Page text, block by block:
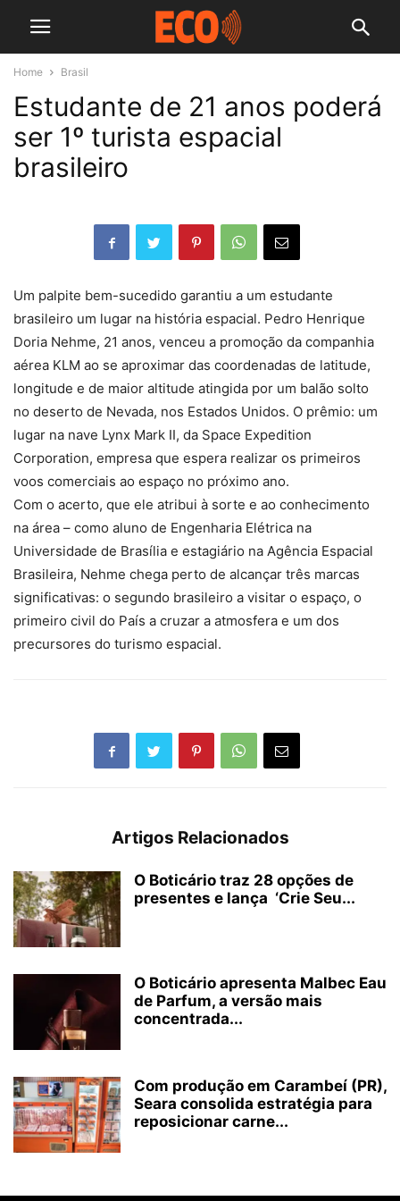
Home Brasil
Estudante de 21 anos poderá
ser 1º turista espacial
brasileiro
Um palpite bem-sucedido garantiu a um estudante
brasileiro um lugar na história espacial. Pedro Henrique
Doria Nehme, 21 anos, venceu a promoção da companhia
aérea KLM ao se aproximar das coordenadas de latitude,
longitude e de maior altitude atingida por um balão solto
no deserto de Nevada, nos Estados Unidos. O prêmio: um
lugar na nave Lynx Mark II, da Space Expedition
Corporation, empresa que espera realizar os primeiros
voos comerciais ao espaço no próximo ano.
Com o acerto, que ele atribui à sorte e ao conhecimento
na área – como aluno de Engenharia Elétrica na
Universidade de Brasília e estagiário na Agência Espacial
Brasileira, Nehme chega perto de alcançar três marcas
significativas: o segundo brasileiro a visitar o espaço, o
primeiro civil do País a cruzar a atmosfera e um dos
precursores do turismo espacial.
Artigos Relacionados
O Boticário traz 28 opções de
presentes e lança ‘Crie Seu...
O Boticário apresenta Malbec Eau
de Parfum, a versão mais
concentrada...
Com produção em Carambeí (PR),
Seara consolida estratégia para
reposicionar carne...